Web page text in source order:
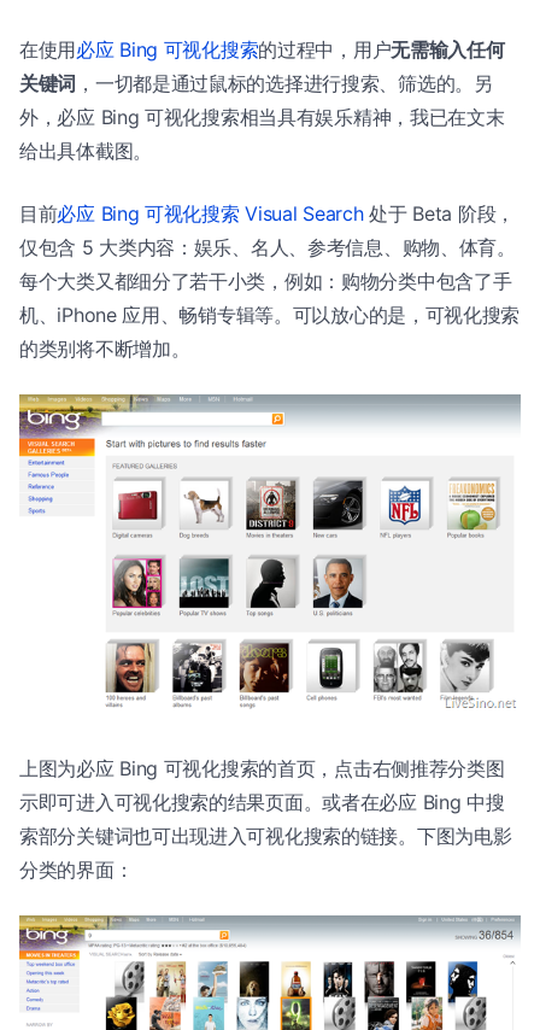
在使用必应 Bing 可视化搜索的过程中，用户无需输入任何
关键词 ，一切都是通过鼠标的选择进行搜索、筛选的。另
外，必应 Bing 可视化搜索相当具有娱乐精神，我已在文末
给出具体截图。
目前必应 Bing 可视化搜索 Visual Search处于 Beta 阶段，
仅包含 5 大类内容：娱乐、名人、参考信息、购物、体育。
每个大类又都细分了若干小类，例如：购物分类中包含了手
机、iPhone 应用、畅销专辑等。可以放心的是，可视化搜索
的类别将不断增加。
上图为必应 Bing 可视化搜索的首页，点击右侧推荐分类图
示即可进入可视化搜索的结果页面。或者在必应 Bing 中搜
索部分关键词也可出现进入可视化搜索的链接。下图为电影
分类的界面：